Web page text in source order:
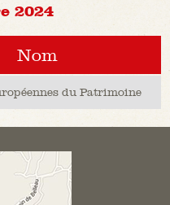
2024
Nom
du Patrimoine